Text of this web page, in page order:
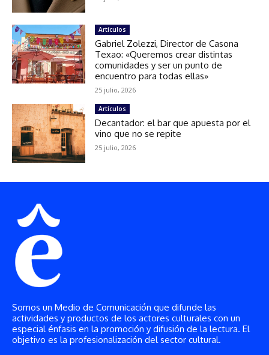
Somos un Medio de Comunicación que difunde las
actividades y productos de los actores culturales con un
especial énfasis en la promoción y difusión de la lectura. El
objetivo es la profesionalización del sector cultural.